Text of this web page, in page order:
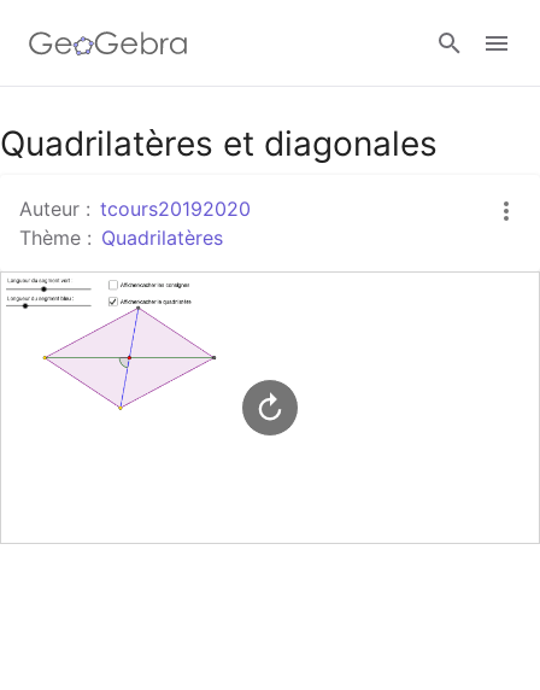
Google Classroom
Classe GeoGebra
Quadrilatères et diagonales
Auteur : tcours20192020
Thème : Quadrilatères